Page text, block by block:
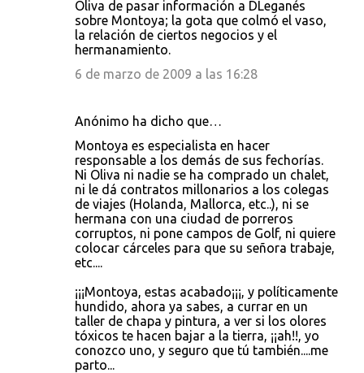
Oliva de pasar información a DLeganés
sobre Montoya; la gota que colmó el vaso,
la relación de ciertos negocios y el
hermanamiento.
6 de marzo de 2009 a las 16:28
Anónimo ha dicho que…
Montoya es especialista en hacer
responsable a los demás de sus fechorías.
Ni Oliva ni nadie se ha comprado un chalet,
ni le dá contratos millonarios a los colegas
de viajes (Holanda, Mallorca, etc..), ni se
hermana con una ciudad de porreros
corruptos, ni pone campos de Golf, ni quiere
colocar cárceles para que su señora trabaje,
etc....
¡¡¡Montoya, estas acabado¡¡¡, y políticamente
hundido, ahora ya sabes, a currar en un
taller de chapa y pintura, a ver si los olores
tóxicos te hacen bajar a la tierra, ¡¡ah!!, yo
conozco uno, y seguro que tú también....me
parto...